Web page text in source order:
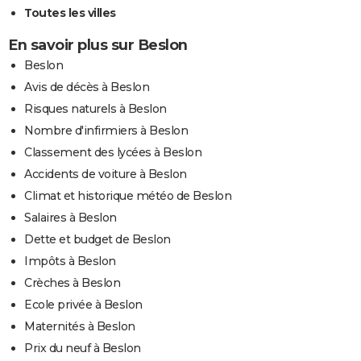
Toutes les villes
En savoir plus sur Beslon
Beslon
Avis de décès à Beslon
Risques naturels à Beslon
Nombre d'infirmiers à Beslon
Classement des lycées à Beslon
Accidents de voiture à Beslon
Climat et historique météo de Beslon
Salaires à Beslon
Dette et budget de Beslon
Impôts à Beslon
Crèches à Beslon
Ecole privée à Beslon
Maternités à Beslon
Prix du neuf à Beslon